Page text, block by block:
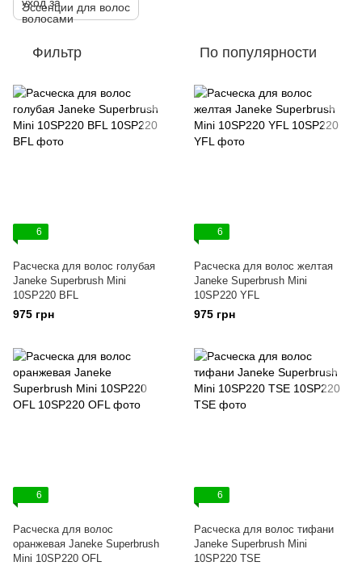
Эссенции для волос
Фильтр По популярности
6
Расческа для волос голубая
Janeke Superbrush Mini
10SP220 ВFL
975 грн
6
Расческа для волос желтая
Janeke Superbrush Mini
10SP220 YFL
975 грн
6
Расческа для волос
оранжевая Janeke Superbrush
Mini 10SP220 ОFL
6
Расческа для волос тифани
Janeke Superbrush Mini
10SP220 TSE